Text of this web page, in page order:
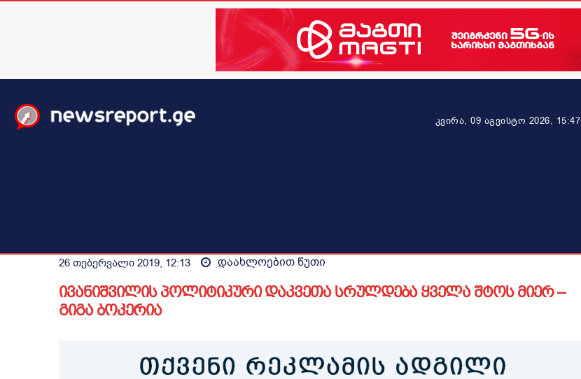
კვირა, 09 აგვისტო 2026, 15:47
26 თებერვალი 2019, 12:13 დაახლოებით წუთი
ივანიშვილის პოლიტიკური დაკვეთა სრულდება ყველა შტოს მიერ –
გიგა ბოკერია